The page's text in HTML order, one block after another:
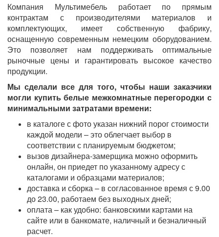
Компания Мультимебель работает по прямым
контрактам с производителями материалов и
комплектующих, имеет собственную фабрику,
оснащенную современным немецким оборудованием.
Это позволяет нам поддерживать оптимальные
рыночные цены и гарантировать высокое качество
продукции.
Мы сделали все для того, чтобы наши заказчики
могли купить белые межкомнатные перегородки с
минимальными затратами времени:
в каталоге с фото указан нижний порог стоимости
каждой модели – это облегчает выбор в
соответствии с планируемым бюджетом;
вызов дизайнера-замерщика можно оформить
онлайн, он приедет по указанному адресу с
каталогами и образцами материалов;
доставка и сборка – в согласованное время с 9.00
до 23.00, работаем без выходных дней;
оплата – как удобно: банковскими картами на
сайте или в банкомате, наличный и безналичный
расчет.